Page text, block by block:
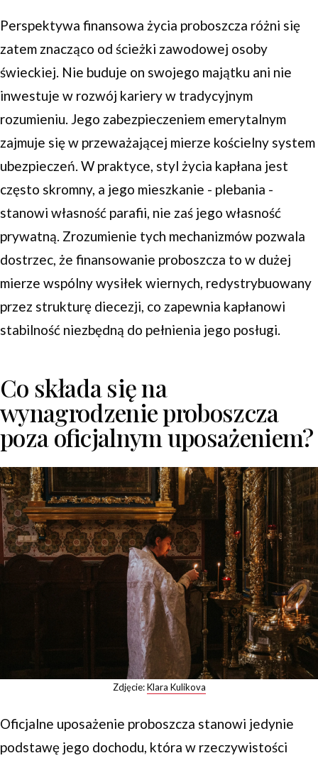
Perspektywa finansowa życia proboszcza różni się
zatem znacząco od ścieżki zawodowej osoby
świeckiej. Nie buduje on swojego majątku ani nie
inwestuje w rozwój kariery w tradycyjnym
rozumieniu. Jego zabezpieczeniem emerytalnym
zajmuje się w przeważającej mierze kościelny system
ubezpieczeń. W praktyce, styl życia kapłana jest
często skromny, a jego mieszkanie - plebania -
stanowi własność parafii, nie zaś jego własność
prywatną. Zrozumienie tych mechanizmów pozwala
dostrzec, że finansowanie proboszcza to w dużej
mierze wspólny wysiłek wiernych, redystrybuowany
przez strukturę diecezji, co zapewnia kapłanowi
stabilność niezbędną do pełnienia jego posługi.
Co składa się na
wynagrodzenie proboszcza
poza oficjalnym uposażeniem?
Zdjęcie:Klara Kulikova
Oficjalne uposażenie proboszcza stanowi jedynie
podstawę jego dochodu, która w rzeczywistości